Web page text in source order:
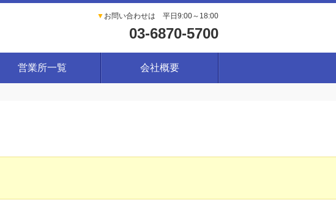
▼ お問い合わせは 平日9:00～18:00
03-6870-5700
営業所一覧 会社概要